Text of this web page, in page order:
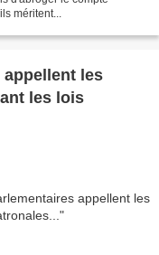
méritent...
appellent les
les lois